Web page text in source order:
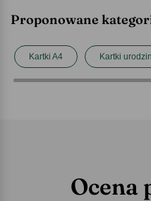
Proponowane
Kartki A4 Kartki
Ocena